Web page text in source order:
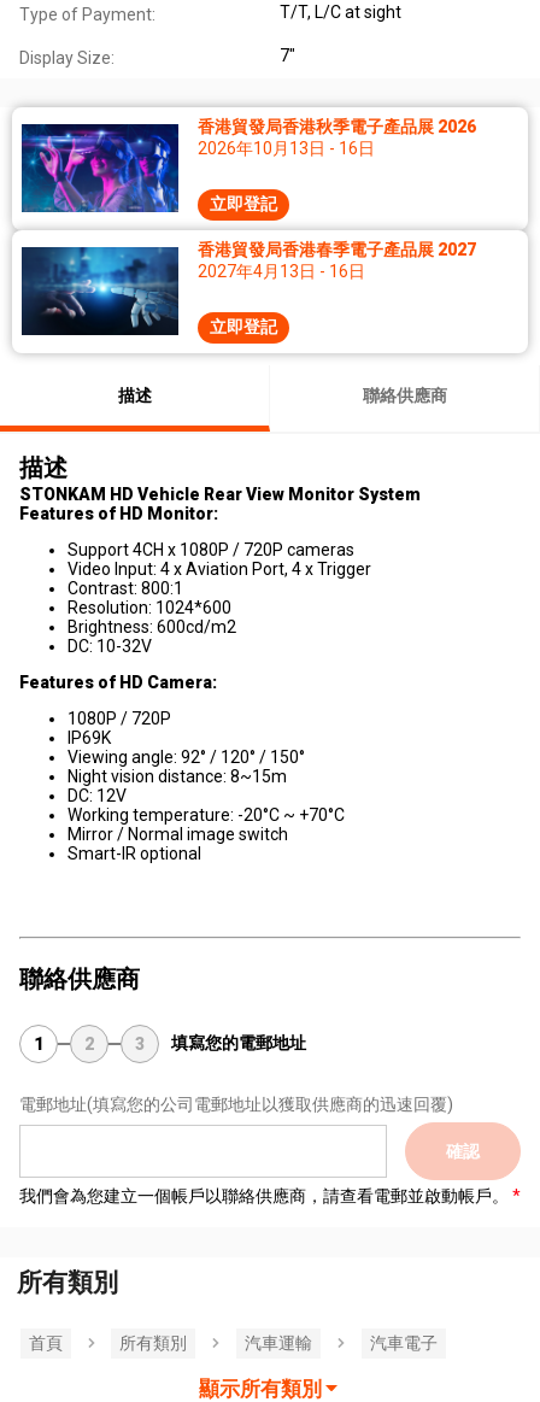
Type of Payment: T/T, L/C at sight
Display Size: 7"
香港貿發局香港秋季電子產品展 2026
2026年10月13日 - 16日
立即登記
香港貿發局香港春季電子產品展 2027
2027年4月13日 - 16日
立即登記
描述 聯絡供應商
描述
STONKAM HD Vehicle Rear View Monitor System
Features of HD Monitor:
Support 4CH x 1080P / 720P cameras
Video Input: 4 x Aviation Port, 4 x Trigger
Contrast: 800:1
Resolution: 1024*600
Brightness: 600cd/m2
DC: 10-32V
Features of HD Camera:
1080P / 720P
IP69K
Viewing angle: 92° / 120° / 150°
Night vision distance: 8~15m
DC: 12V
Working temperature: -20°C ~ +70°C
Mirror / Normal image switch
Smart-IR optional
聯絡供應商
1 2 3 填寫您的電郵地址
電郵地址(填寫您的公司電郵地址以獲取供應商的迅速回覆)
確認
我們會為您建立一個帳戶以聯絡供應商，請查看電郵並啟動帳戶。
所有類別
首頁 所有類別 汽車運輸 汽車電子
顯示所有類別